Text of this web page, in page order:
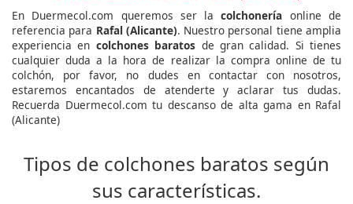
En Duermecol.com queremos ser lacolchonería online de
referencia para Rafal (Alicante). Nuestro personal tiene amplia
experiencia en colchones baratos de gran calidad. Si tienes
cualquier duda a la hora de realizar la compra online de tu
colchón, por favor, no dudes en contactar con nosotros,
estaremos encantados de atenderte y aclarar tus dudas.
Recuerda Duermecol.com tu descanso de alta gama en Rafal
(Alicante)
Tipos de colchones baratos según
sus características.